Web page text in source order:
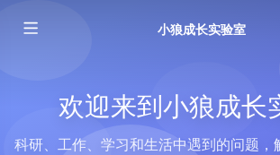
小狼成长实验室
欢迎来到小狼成长
科研、工作、学习和生活中遇到的问题，